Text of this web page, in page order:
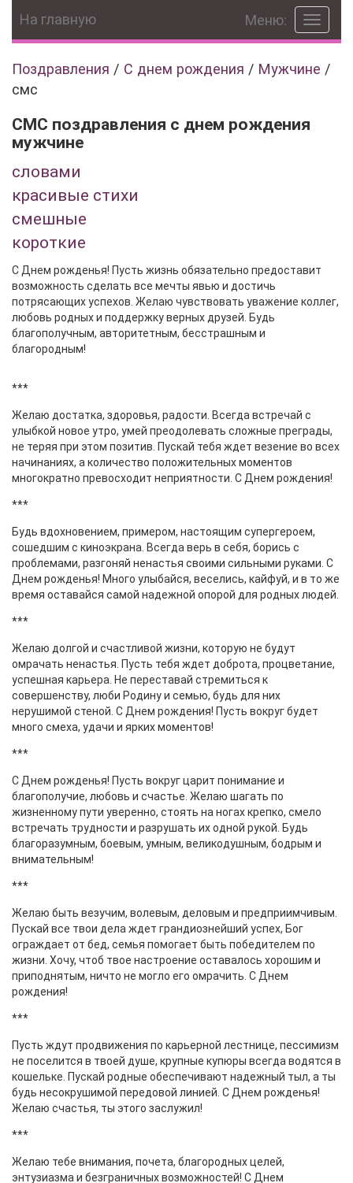
Toggle
На главную Меню:
Поздравления / С днем рождения / Мужчине /
смс
СМС поздравления с днем рождения
мужчине
словами
красивые стихи
смешные
короткие
С Днем рожденья! Пусть жизнь обязательно предоставит
возможность сделать все мечты явью и достичь
потрясающих успехов. Желаю чувствовать уважение коллег,
любовь родных и поддержку верных друзей. Будь
благополучным, авторитетным, бесстрашным и
благородным!
***
Желаю достатка, здоровья, радости. Всегда встречай с
улыбкой новое утро, умей преодолевать сложные преграды,
не теряя при этом позитив. Пускай тебя ждет везение во всех
начинаниях, а количество положительных моментов
многократно превосходит неприятности. С Днем рождения!
***
Будь вдохновением, примером, настоящим супергероем,
сошедшим с киноэкрана. Всегда верь в себя, борись с
проблемами, разгоняй ненастья своими сильными руками. С
Днем рожденья! Много улыбайся, веселись, кайфуй, и в то же
время оставайся самой надежной опорой для родных людей.
***
Желаю долгой и счастливой жизни, которую не будут
омрачать ненастья. Пусть тебя ждет доброта, процветание,
успешная карьера. Не переставай стремиться к
совершенству, люби Родину и семью, будь для них
нерушимой стеной. С Днем рождения! Пусть вокруг будет
много смеха, удачи и ярких моментов!
***
С Днем рожденья! Пусть вокруг царит понимание и
благополучие, любовь и счастье. Желаю шагать по
жизненному пути уверенно, стоять на ногах крепко, смело
встречать трудности и разрушать их одной рукой. Будь
благоразумным, боевым, умным, великодушным, бодрым и
внимательным!
***
Желаю быть везучим, волевым, деловым и предприимчивым.
Пускай все твои дела ждет грандиознейший успех, Бог
ограждает от бед, семья помогает быть победителем по
жизни. Хочу, чтоб твое настроение оставалось хорошим и
приподнятым, ничто не могло его омрачить. С Днем
рождения!
***
Пусть ждут продвижения по карьерной лестнице, пессимизм
не поселится в твоей душе, крупные купюры всегда водятся в
кошельке. Пускай родные обеспечивают надежный тыл, а ты
будь несокрушимой передовой линией. С Днем рожденья!
Желаю счастья, ты этого заслужил!
***
Желаю тебе внимания, почета, благородных целей,
энтузиазма и безграничных возможностей! С Днем